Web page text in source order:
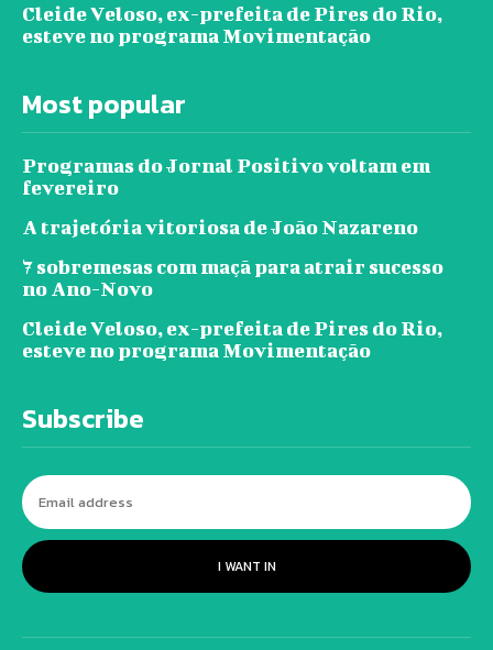
Cleide Veloso, ex-prefeita de Pires do Rio,
esteve no programa Movimentação
Most popular
Programas do Jornal Positivo voltam em
fevereiro
A trajetória vitoriosa de João Nazareno
7 sobremesas com maçã para atrair sucesso
no Ano-Novo
Cleide Veloso, ex-prefeita de Pires do Rio,
esteve no programa Movimentação
Subscribe
I WANT IN